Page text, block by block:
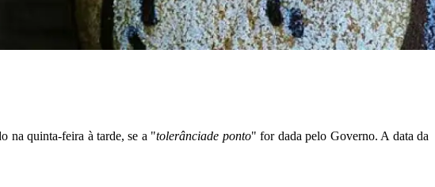
na quinta-feira à tarde, se a "tolerânciade ponto" for dada pelo Governo. A data da